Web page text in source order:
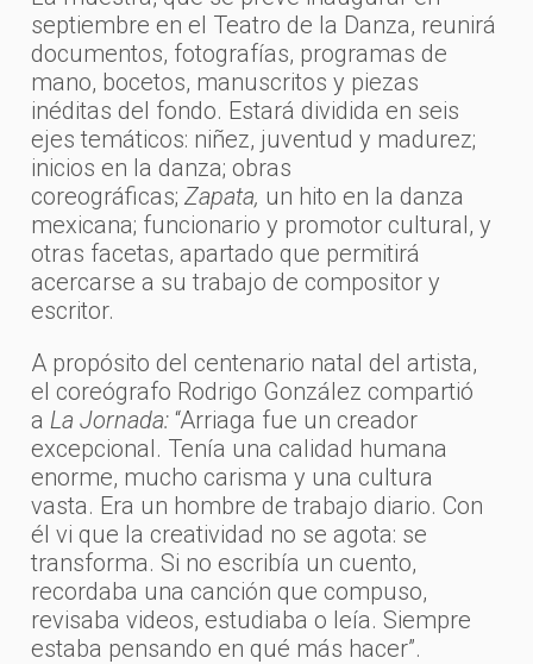
septiembre en el Teatro de la Danza, reunirá
documentos, fotografías, programas de
mano, bocetos, manuscritos y piezas
inéditas del fondo. Estará dividida en seis
ejes temáticos: niñez, juventud y madurez;
inicios en la danza; obras
coreográficas;Zapata, un hito en la danza
mexicana; funcionario y promotor cultural, y
otras facetas, apartado que permitirá
acercarse a su trabajo de compositor y
escritor.
A propósito del centenario natal del artista,
el coreógrafo Rodrigo González compartió
aLa Jornada:“Arriaga fue un creador
excepcional. Tenía una calidad humana
enorme, mucho carisma y una cultura
vasta. Era un hombre de trabajo diario. Con
él vi que la creatividad no se agota: se
transforma. Si no escribía un cuento,
recordaba una canción que compuso,
revisaba videos, estudiaba o leía. Siempre
estaba pensando en qué más hacer”.